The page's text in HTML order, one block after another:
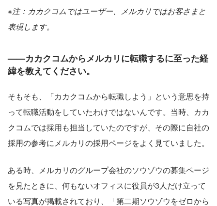
※注：カカクコムではユーザー、メルカリではお客さまと
表現します。
——カカクコムからメルカリに転職するに至った経
緯を教えてください。
そもそも、「カカクコムから転職しよう」という意思を持
って転職活動をしていたわけではないんです。当時、カカ
クコムでは採用も担当していたのですが、その際に自社の
採用の参考にメルカリの採用ページをよく見ていました。
ある時、メルカリのグループ会社のソウゾウの募集ページ
を見たときに、何もないオフィスに役員が3人だけ立って
いる写真が掲載されており、「第二期ソウゾウをゼロから